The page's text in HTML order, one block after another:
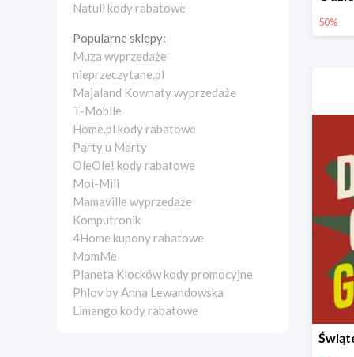
Natuli kody rabatowe
Popularne sklepy:
Muza wyprzedaże
nieprzeczytane.pl
Majaland Kownaty wyprzedaże
T-Mobile
Home.pl kody rabatowe
Party u Marty
OleOle! kody rabatowe
Moi-Mili
Mamaville wyprzedaże
Komputronik
4Home kupony rabatowe
MomMe
Planeta Klocków kody promocyjne
Phlov by Anna Lewandowska
Limango kody rabatowe
50%